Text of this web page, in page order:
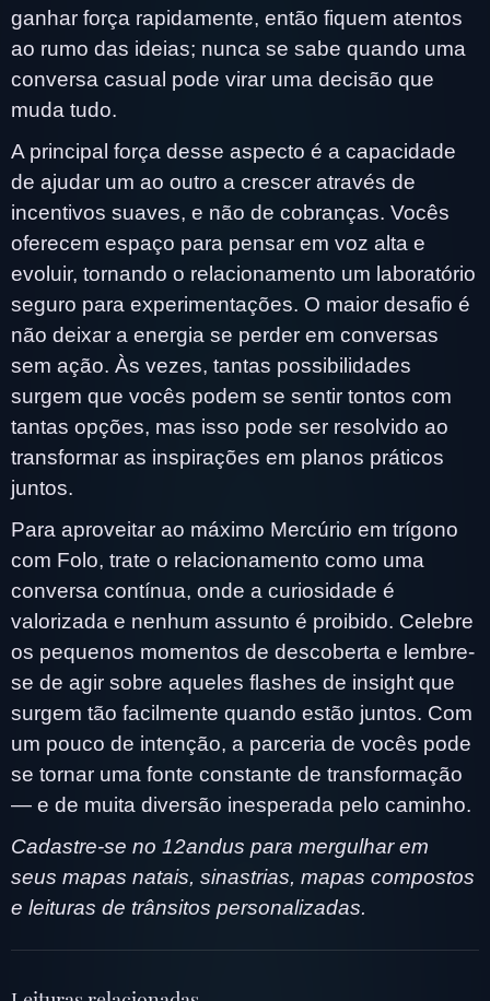
ganhar força rapidamente, então fiquem atentos
ao rumo das ideias; nunca se sabe quando uma
conversa casual pode virar uma decisão que
muda tudo.
A principal força desse aspecto é a capacidade
de ajudar um ao outro a crescer através de
incentivos suaves, e não de cobranças. Vocês
oferecem espaço para pensar em voz alta e
evoluir, tornando o relacionamento um laboratório
seguro para experimentações. O maior desafio é
não deixar a energia se perder em conversas
sem ação. Às vezes, tantas possibilidades
surgem que vocês podem se sentir tontos com
tantas opções, mas isso pode ser resolvido ao
transformar as inspirações em planos práticos
juntos.
Para aproveitar ao máximo Mercúrio em trígono
com Folo, trate o relacionamento como uma
conversa contínua, onde a curiosidade é
valorizada e nenhum assunto é proibido. Celebre
os pequenos momentos de descoberta e lembre-
se de agir sobre aqueles flashes de insight que
surgem tão facilmente quando estão juntos. Com
um pouco de intenção, a parceria de vocês pode
se tornar uma fonte constante de transformação
— e de muita diversão inesperada pelo caminho.
Cadastre-se no 12andus para mergulhar em
seus mapas natais, sinastrias, mapas compostos
e leituras de trânsitos personalizadas.